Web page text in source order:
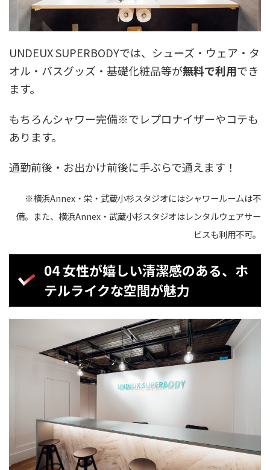
UNDEUX SUPERBODYでは、シューズ・ウェア・タ
オル・バスグッズ・基礎化粧品等が無料で利用でき
ます。
もちろんシャワー完備※でレプロナイザーやコテも
あります。
通勤前後・お出かけ前後に手ぶらで通えます！
※横浜Annex・栄・武蔵小杉スタジオにはシャワールームは不
備。また、横浜Annex・武蔵小杉スタジオはレンタルウェアサー
ビスも利用不可。
04 女性が嬉しい清潔感のある、ホ
テルライクな空間が魅力